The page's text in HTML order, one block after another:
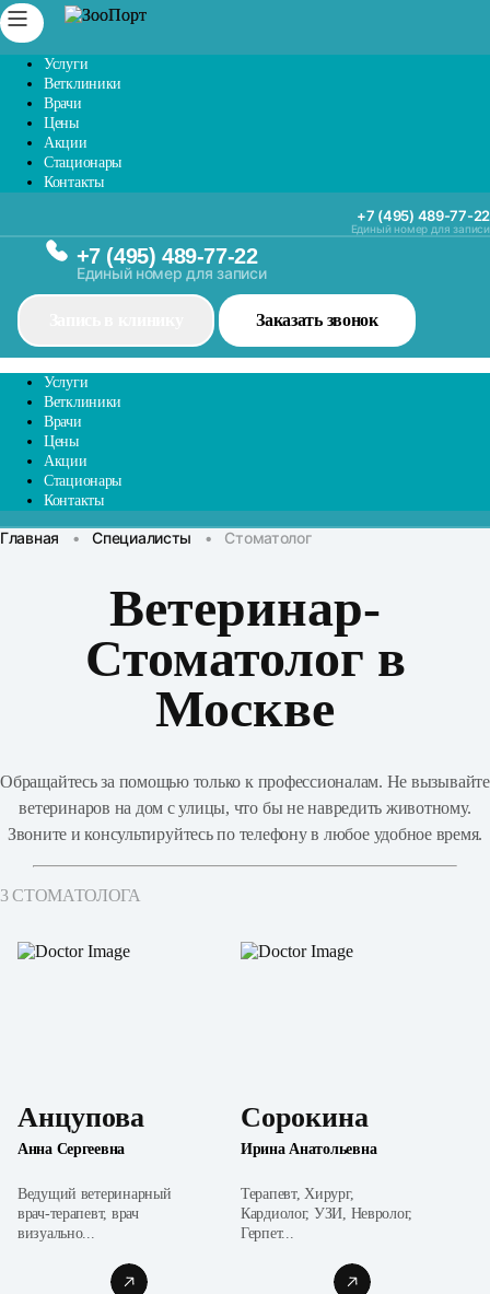
Услуги
Ветклиники
Врачи
Цены
Акции
Стационары
Контакты
+7 (495) 489-77-22
Единый номер для записи
+7 (495) 489-77-22
Единый номер для записи
Заказать звонок
Услуги
Ветклиники
Врачи
Цены
Акции
Стационары
Контакты
Главная • Специалисты • Стоматолог
Ветеринар-
Стоматолог в
Москве
Обращайтесь за помощью только к профессионалам. Не вызывайте
ветеринаров на дом с улицы, что бы не навредить животному.
Звоните и консультируйтесь по телефону в любое удобное время.
3 СТОМАТОЛОГА
Анцупова
Анна Сергеевна
Ведущий ветеринарный
врач-терапевт, врач
визуально...
Сорокина
Ирина Анатольевна
Терапевт, Хирург,
Кардиолог, УЗИ, Невролог,
Герпет...